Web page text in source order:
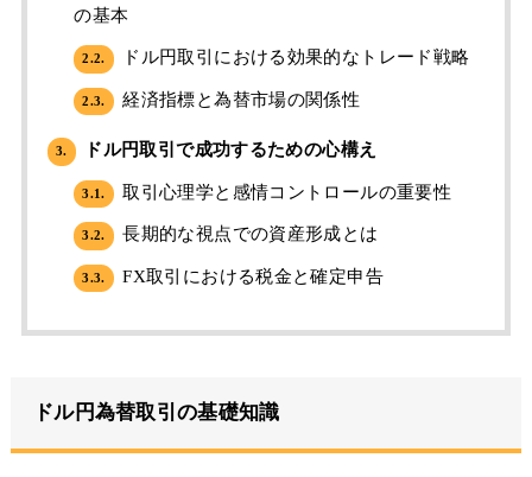
の基本
2.2. ドル円取引における効果的なトレード戦略
2.3. 経済指標と為替市場の関係性
3. ドル円取引で成功するための心構え
3.1. 取引心理学と感情コントロールの重要性
3.2. 長期的な視点での資産形成とは
3.3. FX取引における税金と確定申告
ドル円為替取引の基礎知識